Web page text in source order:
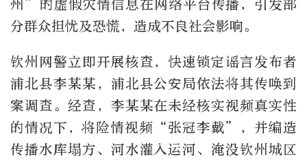
州”的虚假灾情信息在网络平台传播，引发部
分群众担忧及恐慌，造成不良社会影响。
钦州网警立即开展核查，快速锁定谣言发布者
浦北县李某某，浦北县公安局依法将其传唤到
案调查。经查，李某某在未经核实视频真实性
的情况下，将险情视频“张冠李戴”，并编造
传播水库塌方、河水灌入运河、淹没钦州城区